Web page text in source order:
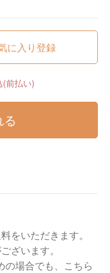
に入り登録
(前払い)
る
をいただきます。
ざいます。
の場合でも、こちら